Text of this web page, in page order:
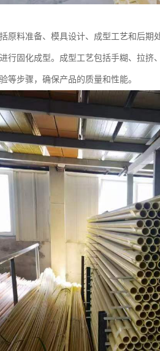
原料准备、模具设计、成型工艺和后
行固化成型。成型工艺包括手糊、拉
等步骤，确保产品的质量和性能。